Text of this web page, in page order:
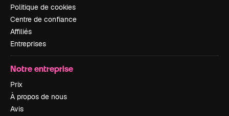
Politique de cookies
Centre de confiance
Affiliés
Entreprises
Notre entreprise
Prix
À propos de nous
Avis